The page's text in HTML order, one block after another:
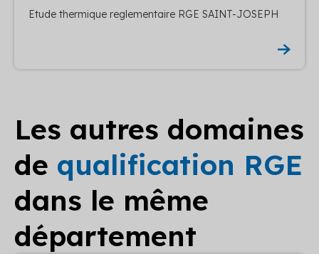
Etude thermique reglementaire RGE SAINT-JOSEPH
Les autres domaines
de qualification RGE
dans le même
département